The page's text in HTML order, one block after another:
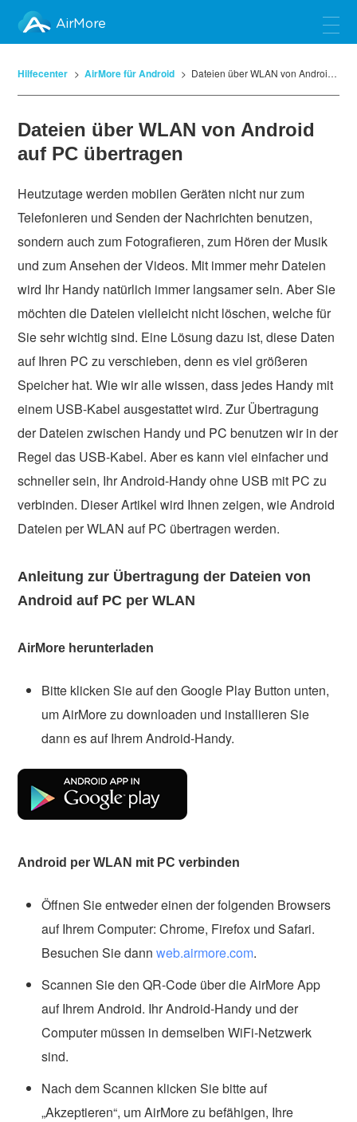
AirMore
Hilfecenter AirMore für Android Dateien über WLAN von Android auf PC übertragen
Dateien über WLAN von Android
auf PC übertragen
Heutzutage werden mobilen Geräten nicht nur zum
Telefonieren und Senden der Nachrichten benutzen,
sondern auch zum Fotografieren, zum Hören der Musik
und zum Ansehen der Videos. Mit immer mehr Dateien
wird Ihr Handy natürlich immer langsamer sein. Aber Sie
möchten die Dateien vielleicht nicht löschen, welche für
Sie sehr wichtig sind. Eine Lösung dazu ist, diese Daten
auf Ihren PC zu verschieben, denn es viel größeren
Speicher hat. Wie wir alle wissen, dass jedes Handy mit
einem USB-Kabel ausgestattet wird. Zur Übertragung
der Dateien zwischen Handy und PC benutzen wir in der
Regel das USB-Kabel. Aber es kann viel einfacher und
schneller sein, Ihr Android-Handy ohne USB mit PC zu
verbinden. Dieser Artikel wird Ihnen zeigen, wie Android
Dateien per WLAN auf PC übertragen werden.
Anleitung zur Übertragung der Dateien von
Android auf PC per WLAN
AirMore herunterladen
Bitte klicken Sie auf den Google Play Button unten,
um AirMore zu downloaden und installieren Sie
dann es auf Ihrem Android-Handy.
Android per WLAN mit PC verbinden
Öffnen Sie entweder einen der folgenden Browsers
auf Ihrem Computer: Chrome, Firefox und Safari.
Besuchen Sie dannweb.airmore.com.
Scannen Sie den QR-Code über die AirMore App
auf Ihrem Android. Ihr Android-Handy und der
Computer müssen in demselben WiFi-Netzwerk
sind.
Nach dem Scannen klicken Sie bitte auf
„Akzeptieren“, um AirMore zu befähigen, Ihre